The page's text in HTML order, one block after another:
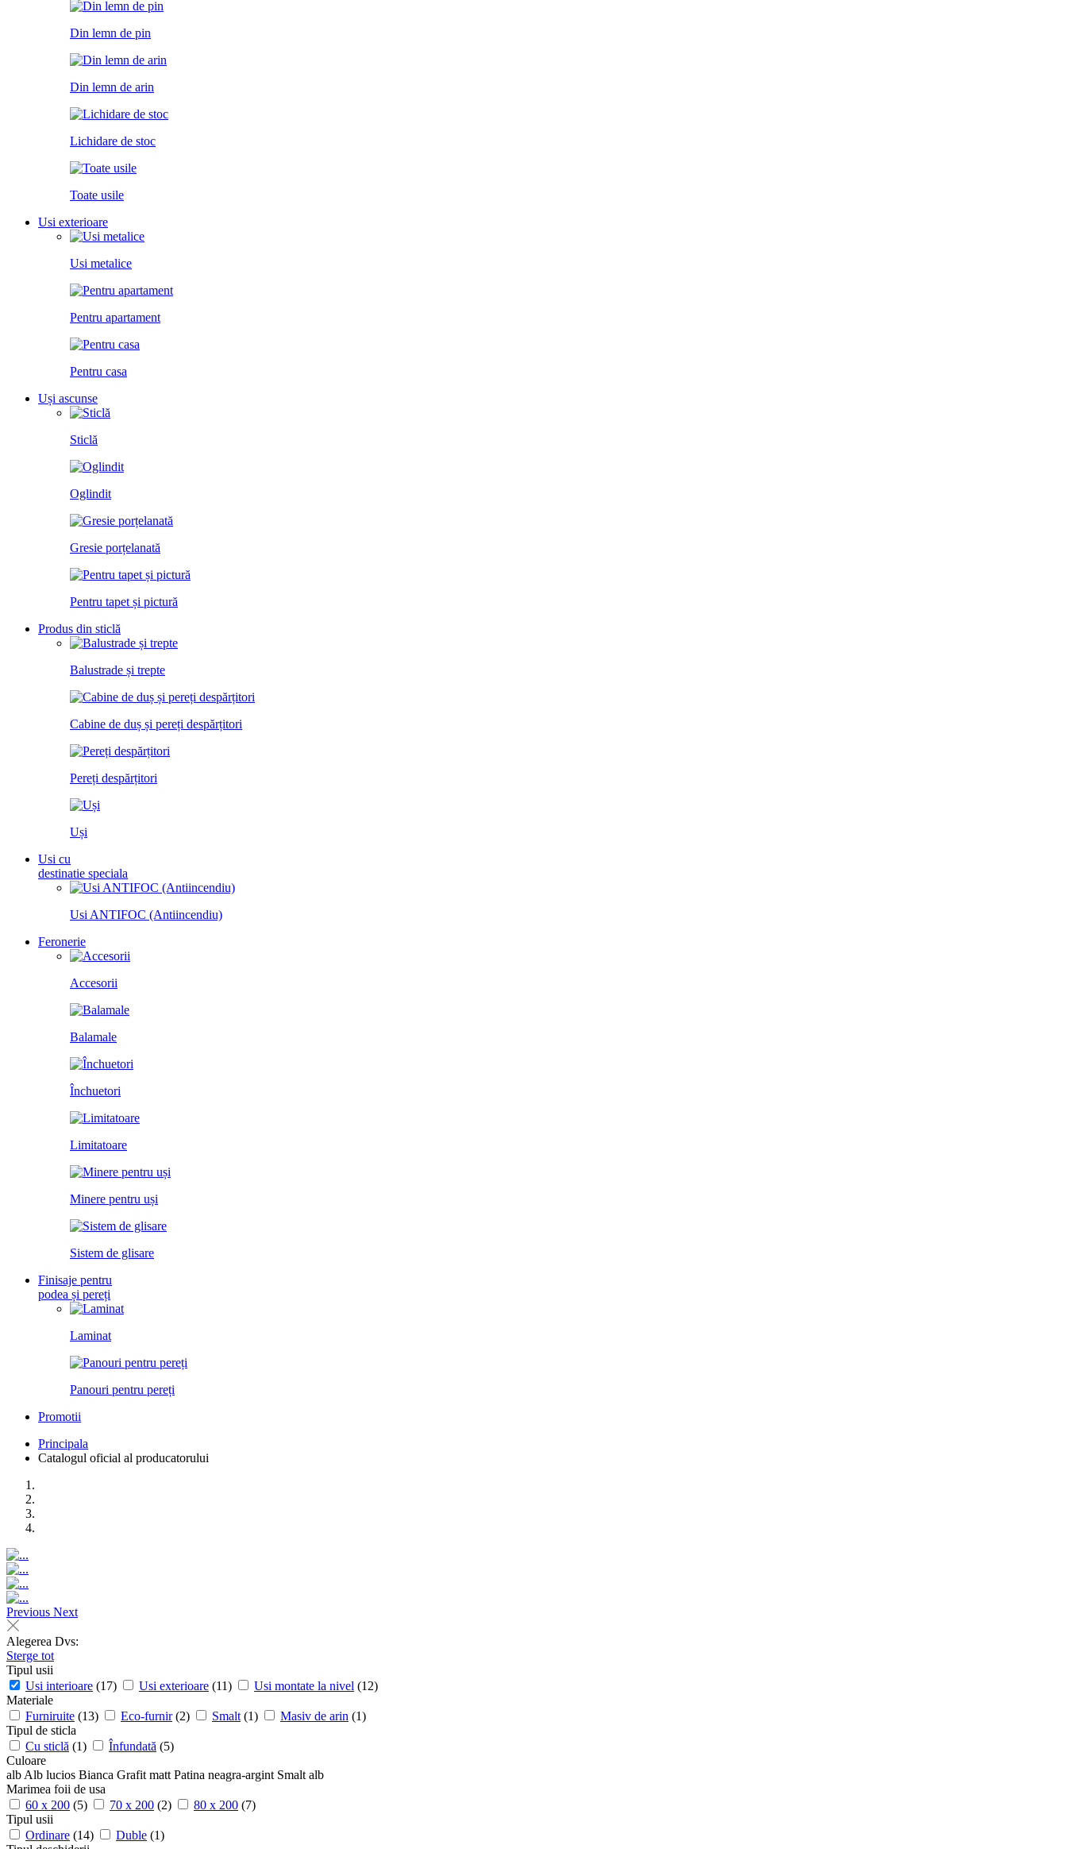
Din lemn de pin
Din lemn de arin
Lichidare de stoc
Toate usile
Usi exterioare
Usi metalice
Pentru apartament
Pentru casa
Uși ascunse
Sticlă
Oglindit
Gresie porțelanată
Pentru tapet și pictură
Produs din sticlă
Balustrade și trepte
Cabine de duș și pereți despărțitori
Pereți despărțitori
Uși
Usi cu
destinatie speciala
Usi ANTIFOC (Antiincendiu)
Feronerie
Accesorii
Balamale
Închuetori
Limitatoare
Minere pentru uși
Sistem de glisare
Finisaje pentru
podea și pereți
Laminat
Panouri pentru pereți
Promotii
Principala
Catalogul oficial al producatorului
Previous Next
Alegerea Dvs:
Sterge tot
Tipul usii
Usi interioare (17) Usi exterioare (11) Usi montate la nivel (12)
Materiale
Furniruite (13) Eco-furnir (2) Smalt (1) Masiv de arin (1)
Tipul de sticla
Cu sticlă (1) Înfundată (5)
Culoare
alb Alb lucios Bianca Grafit matt Patina neagra-argint Smalt alb
Marimea foii de usa
60 x 200 (5) 70 x 200 (2) 80 x 200 (7)
Tipul usii
Ordinare (14) Duble (1)